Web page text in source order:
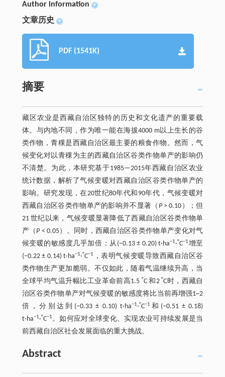
Author information +
文章历史 +
PDF (1541K)
摘要
藏区农业是西藏自治区独特的历史和文化遗产的重要载
体。与内地不同，作为唯一能在海拔4000 m以上生长的谷
类作物，青稞是西藏自治区最主要的粮食作物。然而，气
候变化对以青稞为主的西藏自治区谷类作物单产的影响仍
不清楚。为此，本研究基于1985—2015年西藏自治区农业
统计数据，解析了气候变暖对西藏自治区谷类作物单产的
影响。研究发现，在20世纪80年代和90年代，气候变暖对
西藏自治区谷类作物单产的影响并不显著（ P> 0.10）；但
21 世纪以来，气候变暖显著降低了西藏自治区谷类作物单
产（P< 0.05）。同时，西藏自治区谷类作物单产变化对气
候变暖的敏感度几乎加倍：从(−0.13 ± 0.20) t·ha−1·°C−1增至
(−0.22 ± 0.14) t·ha−1·°C−1
，表明气候变暖导致西藏自治区谷
类作物生产更加脆弱。不仅如此，随着气温继续升高，当
全球平均气温升幅比工业革命前高1.5 °C 和2 °C时，西藏自
治区谷类作物单产对气候变暖的敏感度将比当前再增强1~2
倍，分别达到(−0.33 ± 0.10) t·ha−1·°C−1 和(−0.51 ± 0.18)
t·ha−1·°C−1。如何应对全球变化、实现农业可持续发展是当
前西藏自治区社会发展面临的重大挑战。
Abstract